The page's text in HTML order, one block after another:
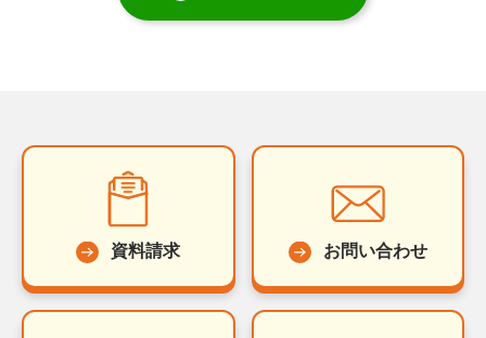
資料請求 お問い合わせ